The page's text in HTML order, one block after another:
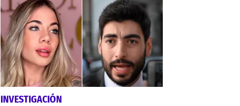
INVESTIGACIÓN